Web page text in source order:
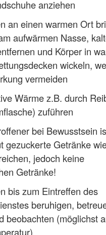
anziehen
an einen warmen Ort
aufwärmen Nasse,
und Körper in
wickeln,
vermeiden
Wärme z.B. durch
zuführen
bei Bewusstsein
gezuckerte Getränke
jedoch keine
Getränke!
bis zum Eintreffen des
beruhigen,
beobachten (möglichst